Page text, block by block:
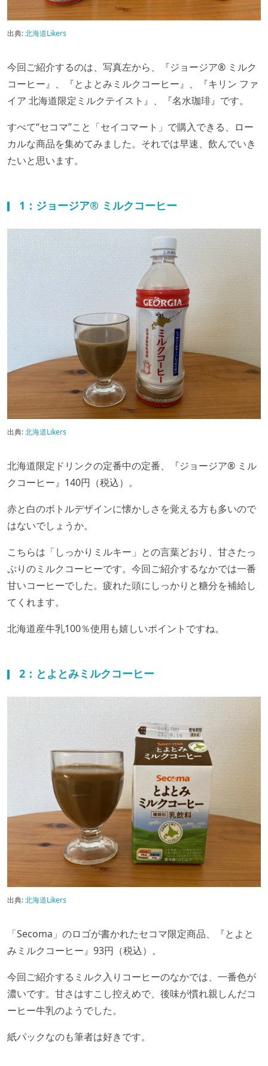
出典:北海道Likers
今回ご紹介するのは、写真左から、『ジョージア® ミルク
コーヒー』、『とよとみミルクコーヒー』、『キリン ファ
イア 北海道限定ミルクテイスト』、『名水珈琲』です。
すべて“セコマ”こと「セイコマート」で購入できる、ロー
カルな商品を集めてみました。それでは早速、飲んでいき
たいと思います。
1：ジョージア® ミルクコーヒー
出典:北海道Likers
北海道限定ドリンクの定番中の定番、『ジョージア® ミル
クコーヒー』140円（税込）。
赤と白のボトルデザインに懐かしさを覚える方も多いので
はないでしょうか。
こちらは「しっかりミルキー」との言葉どおり、甘さたっ
ぷりのミルクコーヒーです。今回ご紹介するなかでは一番
甘いコーヒーでした。疲れた頭にしっかりと糖分を補給し
てくれます。
北海道産牛乳100％使用も嬉しいポイントですね。
2：とよとみミルクコーヒー
出典:北海道Likers
「Secoma」のロゴが書かれたセコマ限定商品、『とよと
みミルクコーヒー』93円（税込）。
今回ご紹介するミルク入りコーヒーのなかでは、一番色が
濃いです。甘さはすこし控えめで、後味が慣れ親しんだコ
ーヒー牛乳のようでした。
紙パックなのも筆者は好きです。